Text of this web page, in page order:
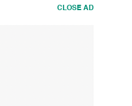
CLOSE AD